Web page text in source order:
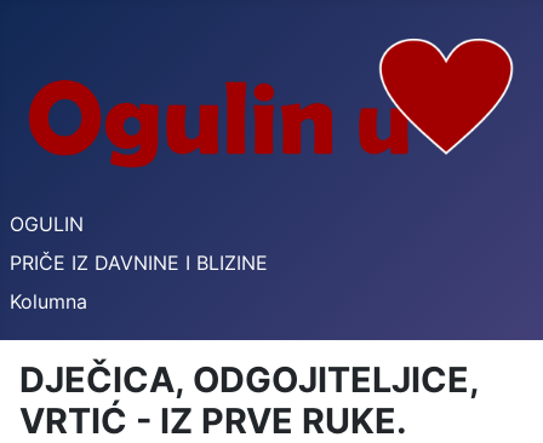
OGULIN
PRIČE IZ DAVNINE I BLIZINE
Kolumna
DJEČICA, ODGOJITELJICE,
VRTIĆ - IZ PRVE RUKE.